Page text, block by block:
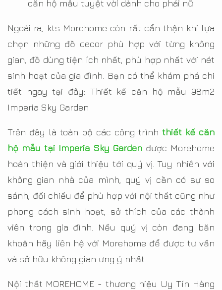
căn hộ mẫu tuyệt vời dành cho phái nữ.
Ngoài ra, kts Morehome còn rất cẩn thận khi lựa
chọn những đồ decor phù hợp với từng không
gian, đồ dùng tiện ích nhất, phù hợp nhất với nét
sinh hoạt của gia đình. Bạn có thể khám phá chi
tiết ngay tại đây: Thiết kế căn hộ mẫu 98m2
Imperia Sky Garden
Trên đây là toàn bộ các công trình thiết kế căn
hộ mẫu tại Imperia Sky Gardenđược Morehome
hoàn thiện và giới thiệu tới quý vị. Tuy nhiên với
không gian nhà của mình, quý vị cần có sự so
sánh, đối chiếu để phù hợp với nội thất cũng như
phong cách sinh hoạt, sở thích của các thành
viên trong gia đình. Nếu quý vị còn đang băn
khoăn hãy liên hệ với Morehome để được tư vấn
và sở hữu không gian ưng ý nhất.
Nội thất MOREHOME - thương hiệu Uy Tín Hàng